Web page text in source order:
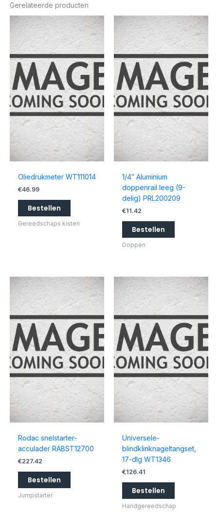
Gerelateerde producten
Oliedrukmeter WT111014
€46.99
Bestellen
Gereedschaps kisten
1/4″ Aluminium
doppenrail leeg (9-
delig) PRL200209
€11.42
Bestellen
Doppen
Rodac snelstarter-
acculader RABST12700
€227.42
Bestellen
Jumpstarter
Universele-
blindklinknageltangset,
17-dlg WT1346
€126.41
Bestellen
Handgereedschap